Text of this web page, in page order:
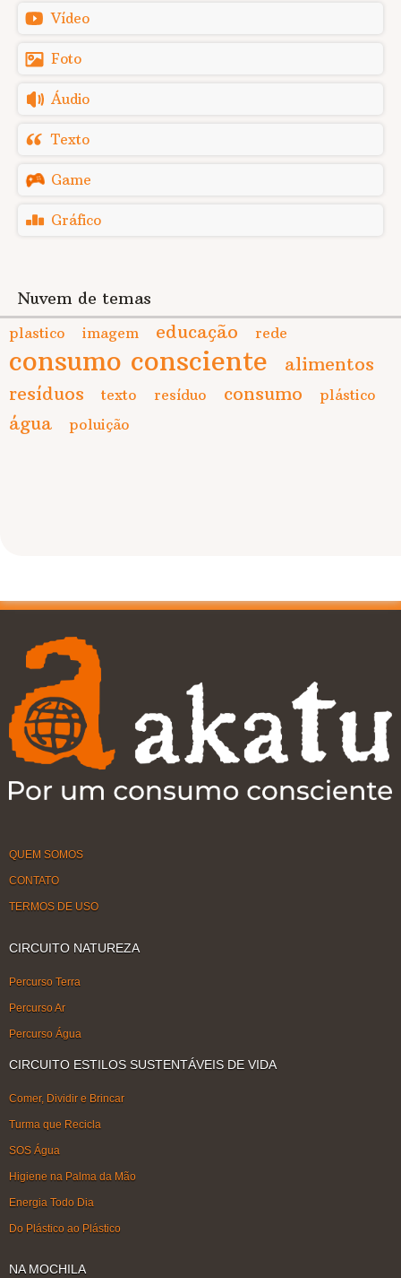
Vídeo
Foto
Áudio
Texto
Game
Gráfico
Nuvem de temas
plastico imagem educação rede
consumo consciente
alimentos
resíduos
texto resíduo consumo plástico
água poluição
QUEM SOMOS
CONTATO
TERMOS DE USO
CIRCUITO NATUREZA
Percurso Terra
Percurso Ar
Percurso Água
CIRCUITO ESTILOS SUSTENTÁVEIS DE VIDA
Comer, Dividir e Brincar
Turma que Recicla
SOS Água
Higiene na Palma da Mão
Energia Todo Dia
Do Plástico ao Plástico
NA MOCHILA